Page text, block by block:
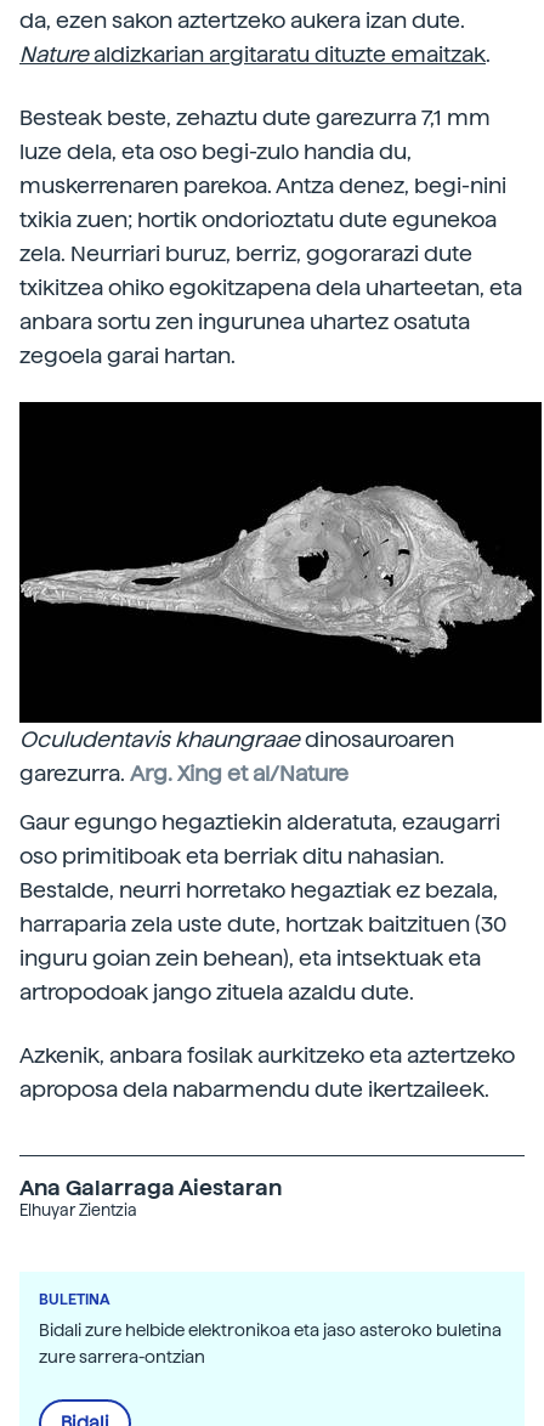
da, ezen sakon aztertzeko aukera izan dute.
Naturealdizkarian argitaratu dituzte emaitzak.
Besteak beste, zehaztu dute garezurra 7,1 mm
luze dela, eta oso begi-zulo handia du,
muskerrenaren parekoa. Antza denez, begi-nini
txikia zuen; hortik ondorioztatu dute egunekoa
zela. Neurriari buruz, berriz, gogorarazi dute
txikitzea ohiko egokitzapena dela uharteetan, eta
anbara sortu zen ingurunea uhartez osatuta
zegoela garai hartan.
Oculudentavis khaungraaedinosauroaren
garezurra. Arg. Xing et al/Nature
Gaur egungo hegaztiekin alderatuta, ezaugarri
oso primitiboak eta berriak ditu nahasian.
Bestalde, neurri horretako hegaztiak ez bezala,
harraparia zela uste dute, hortzak baitzituen (30
inguru goian zein behean), eta intsektuak eta
artropodoak jango zituela azaldu dute.
Azkenik, anbara fosilak aurkitzeko eta aztertzeko
aproposa dela nabarmendu dute ikertzaileek.
Ana Galarraga Aiestaran
Elhuyar Zientzia
BULETINA
Bidali zure helbide elektronikoa eta jaso asteroko buletina
zure sarrera-ontzian